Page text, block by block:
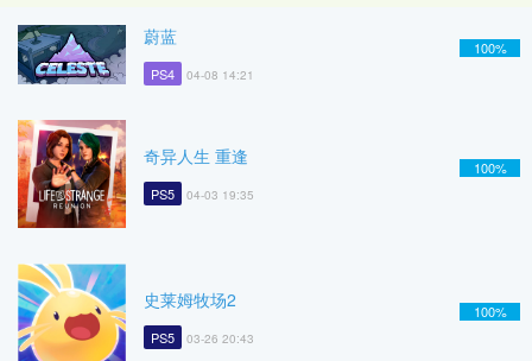
蔚蓝
PS4 04-08 14:21
100%
奇异人生 重逢
PS5 04-03 19:35
100%
史莱姆牧场2
PS5 03-26 20:43
100%